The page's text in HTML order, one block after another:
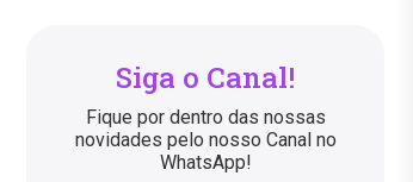
Siga o Canal!
Fique por dentro das nossas
novidades pelo nosso Canal no
WhatsApp!